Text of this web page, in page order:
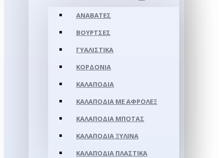
ΑΝΑΒΆΤΕΣ
ΒΟΎΡΤΣΕΣ
ΓΥΑΛΙΣΤΙΚΆ
ΚΟΡΔΌΝΙΑ
ΚΑΛΑΠΌΔΙΑ
ΚΑΛΑΠΌΔΙΑ ΜΕ ΑΦΡΟΛΕΞ
ΚΑΛΑΠΌΔΙΑ ΜΠΌΤΑΣ
ΚΑΛΑΠΌΔΙΑ ΞΎΛΙΝΑ
ΚΑΛΑΠΌΔΙΑ ΠΛΑΣΤΙΚΆ